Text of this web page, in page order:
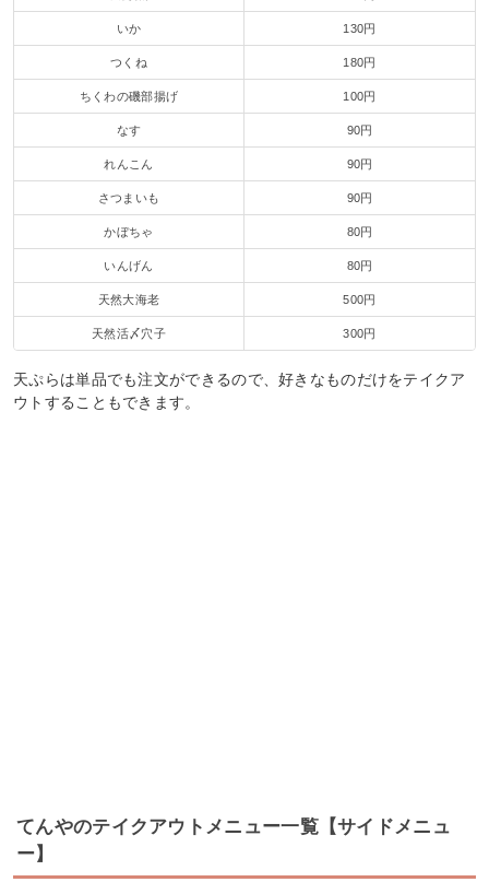
いか 130円
つくね 180円
ちくわの磯部揚げ 100円
なす 90円
れんこん 90円
さつまいも 90円
かぼちゃ 80円
いんげん 80円
天然大海老 500円
天然活〆穴子 300円
天ぷらは単品でも注文ができるので、好きなものだけをテイクア
ウトすることもできます。
てんやのテイクアウトメニュー一覧【サイドメニュ
ー】